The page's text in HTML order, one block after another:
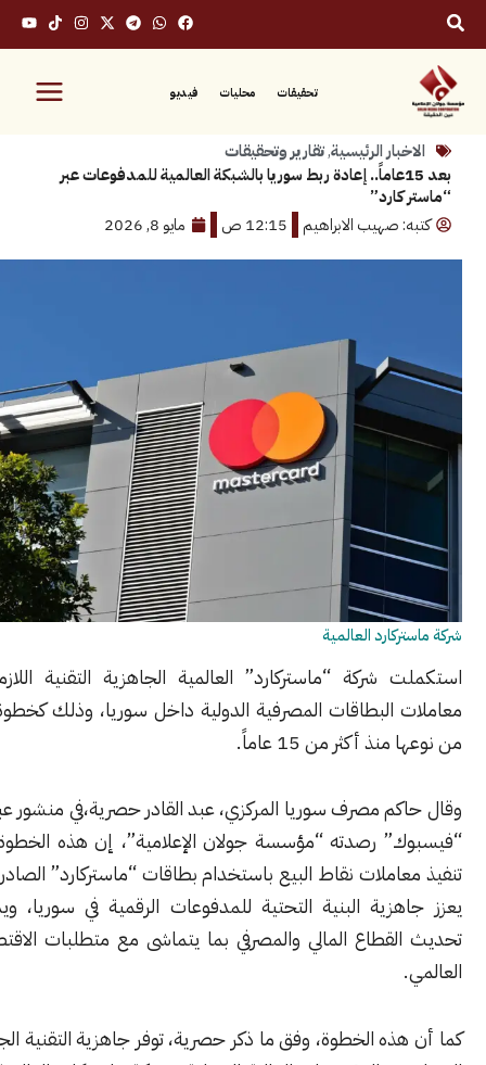
محليات فيديو
الرئيسية,تقارير وتحقيقات
بعد 15عاماً.. إعادة ربط سوريا بالشبكة العالمية للمدفوعات عبر
صهيب الابراهيم
12:15 ص مايو 8, 2026
العالمية
شركة “ماستركارد⁠” العالمية الجاهزية التقنية اللازمة لمعالجة
البطاقات المصرفية الدولية داخل سوريا، وذلك كخطوة تُعد الأولى
أكثر من 15 عاماً.
مصرف سوريا المركزي، عبد القادر حصرية،في منشور عبر حسابه في
رصدته “مؤسسة جولان الإعلامية”، إن هذه الخطوة تمكن من
نقاط البيع باستخدام بطاقات “ماستركارد” الصادرة دولياً، بما
البنية التحتية للمدفوعات الرقمية في سوريا، ويدعم جهود
المالي والمصرفي بما يتماشى مع متطلبات الاقتصاد الرقمي
الخطوة، وفق ما ذكر حصرية، توفر جاهزية التقنية الجديدة حلقة